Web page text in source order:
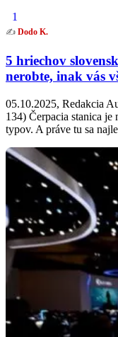
1
✍️ Dodo K.
5 hriechov
nerobte, inak vás
05.10.2025, Redakcia
134) Čerpacia stanica je
typov. A práve tu sa